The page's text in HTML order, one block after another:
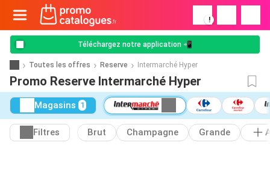
!
Téléchargez notre application 📲
Toutes les offres Reserve Intermarché Hyper
Promo Reserve Intermarché Hyper
Magasins 1
Filtres Brut Champagne Grande